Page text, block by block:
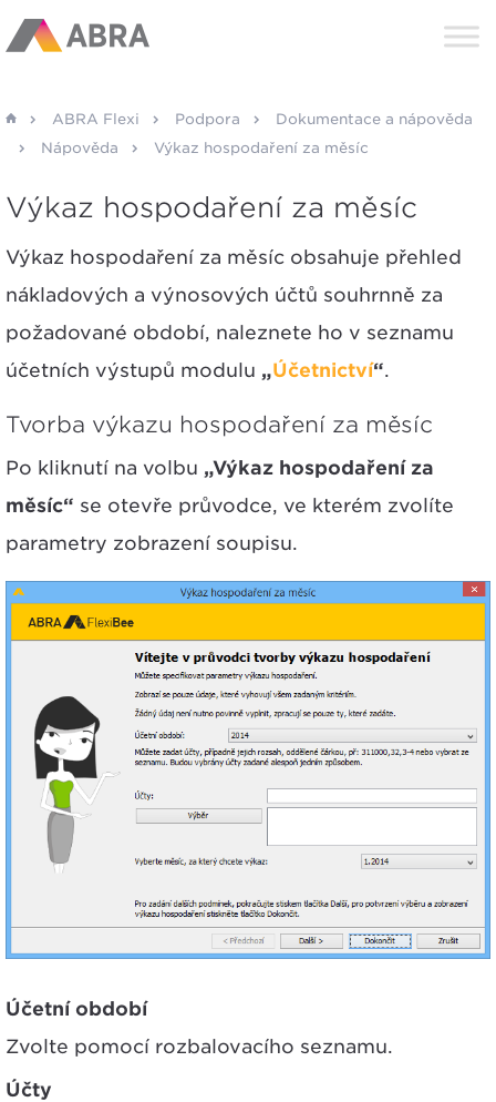
ABRA Flexi Podpora
Dokumentace a nápověda
Nápověda
Výkaz hospodaření za měsíc
Výkaz hospodaření za měsíc
Výkaz hospodaření za měsíc obsahuje přehled
nákladových a výnosových účtů souhrnně za
požadované období, naleznete ho v seznamu
účetních výstupů modulu „Účetnictví“.
Tvorba výkazu hospodaření za měsíc
Po kliknutí na volbu „Výkaz hospodaření za
měsíc“ se otevře průvodce, ve kterém zvolíte
parametry zobrazení soupisu.
Účetní období
Zvolte pomocí rozbalovacího seznamu.
Účty